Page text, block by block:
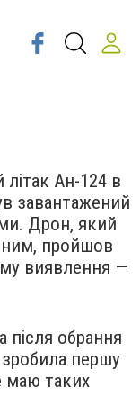
літак Ан-124 в
завантажений
Дрон, який
ним, пройшов
виявлення —
після обрання
першу
маю таких